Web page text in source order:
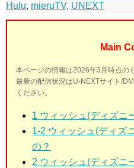
Hulu, mieruTV, UNEXT
Main
本ページの情報は2026年3月時点の
最新の配信状況はU-NEXTサイト/
ください。
1 ウィッシュ(ディズニ
1-2 ウィッシュ(ディズ
の？
2 ウィッシュ(ディズニ